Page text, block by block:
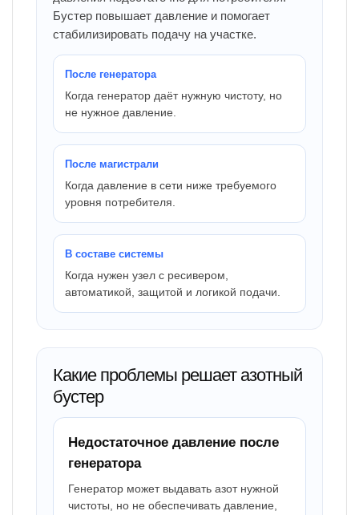
Бустер повышает давление и помогает
стабилизировать подачу на участке.
После генератора
Когда генератор даёт нужную чистоту, но
не нужное давление.
После магистрали
Когда давление в сети ниже требуемого
уровня потребителя.
В составе системы
Когда нужен узел с ресивером,
автоматикой, защитой и логикой подачи.
Какие проблемы решает азотный
бустер
Недостаточное давление после
генератора
Генератор может выдавать азот нужной
чистоты, но не обеспечивать давление,